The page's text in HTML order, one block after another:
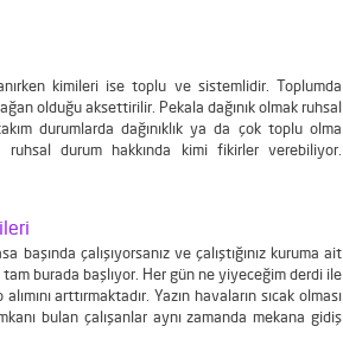
kimileri ise toplu ve sistemlidir. Toplumda
olduğu aksettirilir. Pekala dağınık olmak ruhsal
durumlarda dağınıklık ya da çok toplu olma
durum hakkında kimi fikirler verebiliyor.
başında çalışıyorsanız ve çalıştığınız kuruma ait
burada başlıyor. Her gün ne yiyeceğim derdi ile
arttırmaktadır. Yazın havaların sıcak olması
bulan çalışanlar aynı zamanda mekana gidiş